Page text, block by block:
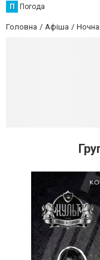
П Погода
Головна Афіша